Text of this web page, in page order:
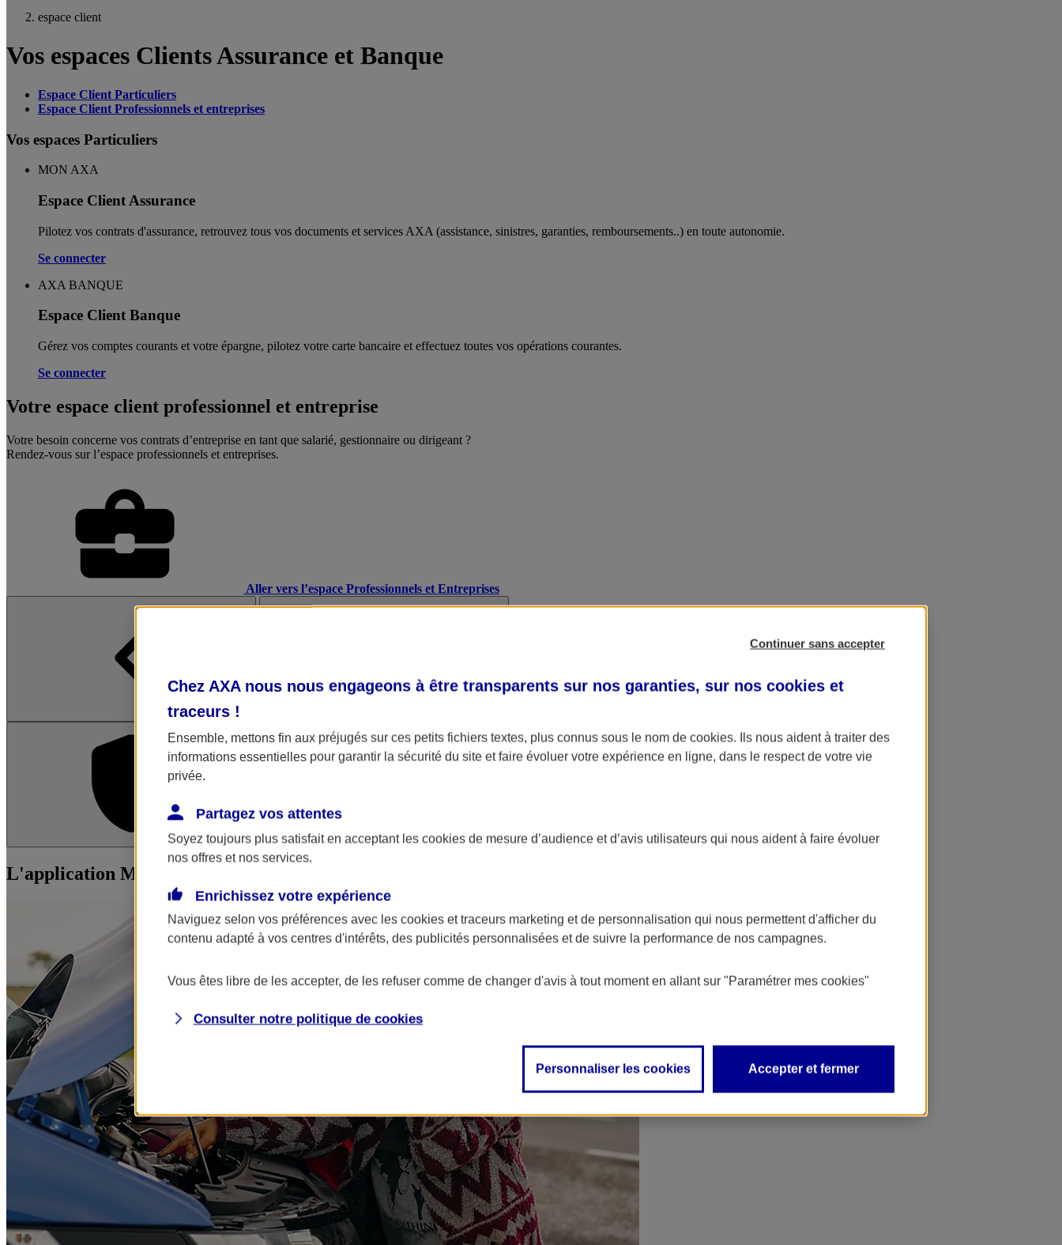
espace client
Vos espaces Clients Assurance et Banque
Espace Client Particuliers
Espace Client Professionnels et entreprises
Vos espaces Particuliers
MON AXA
Espace Client Assurance
Pilotez vos contrats d'assurance, retrouvez tous vos documents et services AXA (assistance, sinistres, garanties, remboursements..) en toute autonomie. ​
Se connecter
AXA BANQUE
Espace Client Banque
Gérez vos comptes courants et votre épargne, pilotez votre carte bancaire et effectuez toutes vos opérations courantes.
Se connecter
Votre espace client professionnel et entreprise
Votre besoin concerne vos contrats d’entreprise en tant que salarié, gestionnaire ou dirigeant ?
Rendez-vous sur l’espace professionnels et entreprises.
Aller vers l’espace Professionnels et Entreprises
L'application Mon AXA Assurance L'application AXA Banque
L'application Mon AXA Assurance, tous vos contrats en poche !
Continuer sans accepter
Chez AXA nous nous engageons à être transparents sur nos garanties, sur nos cookies et
traceurs !
Ensemble, mettons fin aux préjugés sur ces petits fichiers textes, plus connus sous le nom de cookies. Ils nous aident à traiter des
informations essentielles pour garantir la sécurité du site et faire évoluer votre expérience en ligne, dans le respect de votre vie
privée.
Partagez vos attentes
Soyez toujours plus satisfait en acceptant les cookies de mesure d’audience et d’avis utilisateurs qui nous aident à faire évoluer
nos offres et nos services.
Enrichissez votre expérience
Naviguez selon vos préférences avec les cookies et traceurs marketing et de personnalisation qui nous permettent d'afficher du
contenu adapté à vos centres d'intérêts, des publicités personnalisées et de suivre la performance de nos campagnes.
Vous êtes libre de les accepter, de les refuser comme de changer d'avis à tout moment en allant sur "Paramétrer mes cookies"
Consulter notre politique de cookies
Personnaliser les cookies Accepter et fermer